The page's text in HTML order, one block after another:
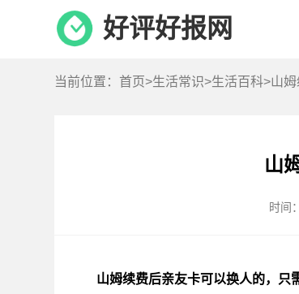
好评好报网
当前位置： 首页>生活常识>生活百科>山
山
时间
山姆续费后亲友卡可以换人的，只